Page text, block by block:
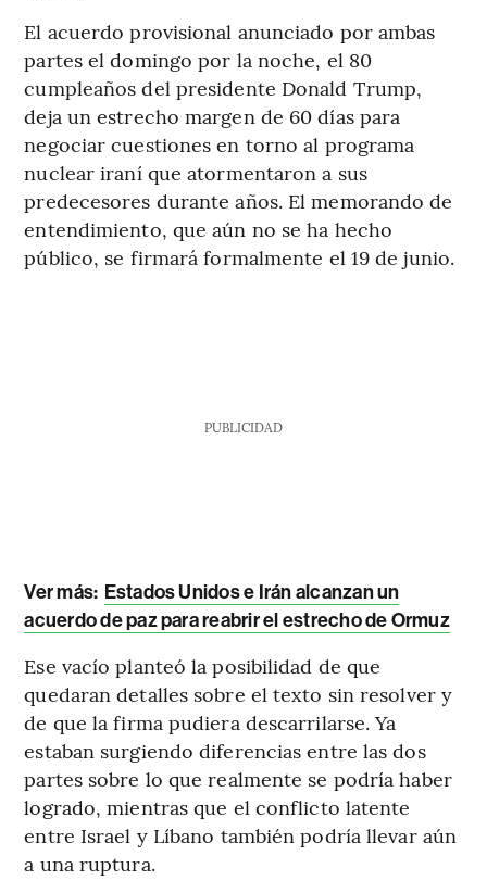
El acuerdo provisional anunciado por ambas
partes el domingo por la noche, el 80
cumpleaños del presidente Donald Trump,
deja un estrecho margen de 60 días para
negociar cuestiones en torno al programa
nuclear iraní que atormentaron a sus
predecesores durante años. El memorando de
entendimiento, que aún no se ha hecho
público, se firmará formalmente el 19 de junio.
PUBLICIDAD
Ver más: Estados Unidos e Irán alcanzan un
acuerdo de paz para reabrir el estrecho de Ormuz
Ese vacío planteó la posibilidad de que
quedaran detalles sobre el texto sin resolver y
de que la firma pudiera descarrilarse. Ya
estaban surgiendo diferencias entre las dos
partes sobre lo que realmente se podría haber
logrado, mientras que el conflicto latente
entre Israel y Líbano también podría llevar aún
a una ruptura.